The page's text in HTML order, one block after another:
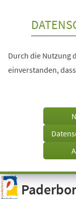
Visuelle
Assistenzsoftware
öffnen.
Durch die Nutzung
einverstanden,